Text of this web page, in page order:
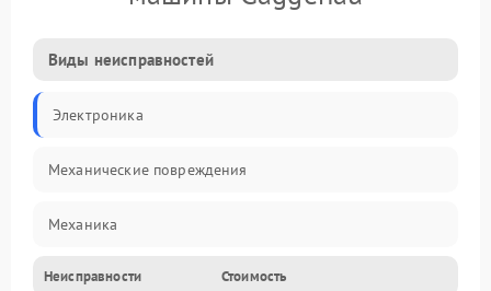
Виды неисправностей
Электроника
Механические повреждения
Механика
Управление
Неисправности Стоимость